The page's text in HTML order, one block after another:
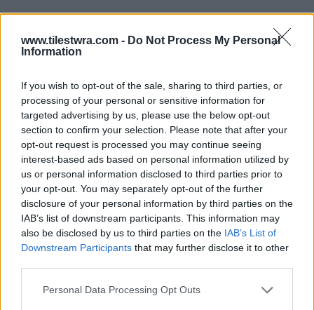
www.tilestwra.com - Do Not Process My Personal
Information
If you wish to opt-out of the sale, sharing to third parties, or
processing of your personal or sensitive information for
targeted advertising by us, please use the below opt-out
section to confirm your selection. Please note that after your
opt-out request is processed you may continue seeing
interest-based ads based on personal information utilized by
us or personal information disclosed to third parties prior to
your opt-out. You may separately opt-out of the further
disclosure of your personal information by third parties on the
IAB’s list of downstream participants. This information may
also be disclosed by us to third parties on the IAB’s List of
Downstream Participants that may further disclose it to other
Personal Data Processing Opt Outs